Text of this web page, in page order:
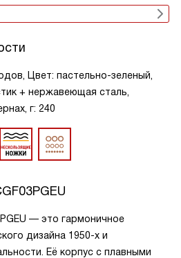
Цвет: пастельно-зеленый,
+ нержавеющая сталь,
г: 240
— это гармоничное
дизайна 1950-х и
Её корпус с плавными